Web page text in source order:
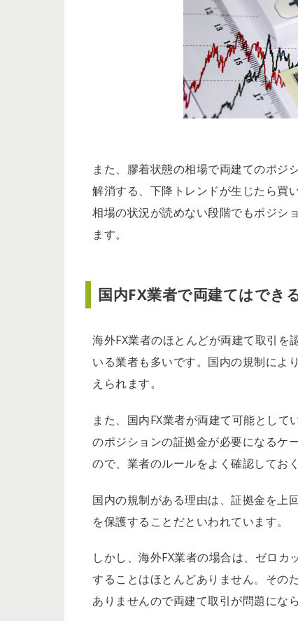
また、膠着状態の相場で両建てのポジ
解消する、下降トレンドが生じたら買
相場の状況が読めない段階でもポジシ
ます。
国内FX業者で両建てはでき
海外FX業者のほとんどが両建て取引を
いる業者も多いです。国内の規制によ
えられます。
また、国内FX業者が両建て可能とし
のポジションの証拠金が必要になるケ
ので、業者のルールをよく確認してお
国内の規制がある理由は、証拠金を上
を保護することだといわれています。
しかし、海外FX業者の場合は、ゼロ
することはほとんどありません。その
ありませんので両建て取引が問題にな